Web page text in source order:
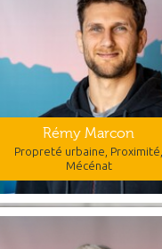
Rémy Marcon
Propreté urbaine, Proximité,
Mécénat